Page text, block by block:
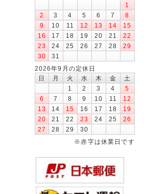
1
2
3 4 5 6 7
8
9
10 11 12 13 14
15
16
17 18 19 20 21
22
23
24 25 26 27 28
29
30
31
2026年9月の定休日
日
月 火 水 木 金
土
1
2 3 4
5
6
7 8 9 10 11
12
13
14 15 16 17 18
19
20
21 22 23 24 25
26
27
28 29
30
※赤字は休業日です